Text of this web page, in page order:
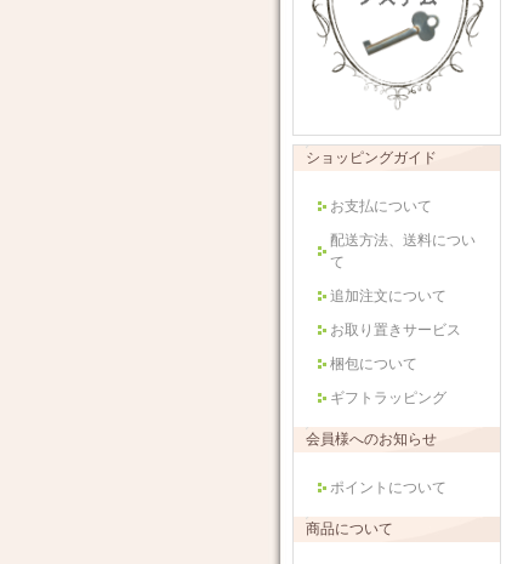
ショッピングガイド
お支払について
配送方法、送料につい
て
追加注文について
お取り置きサービス
梱包について
ギフトラッピング
会員様へのお知らせ
ポイントについて
商品について